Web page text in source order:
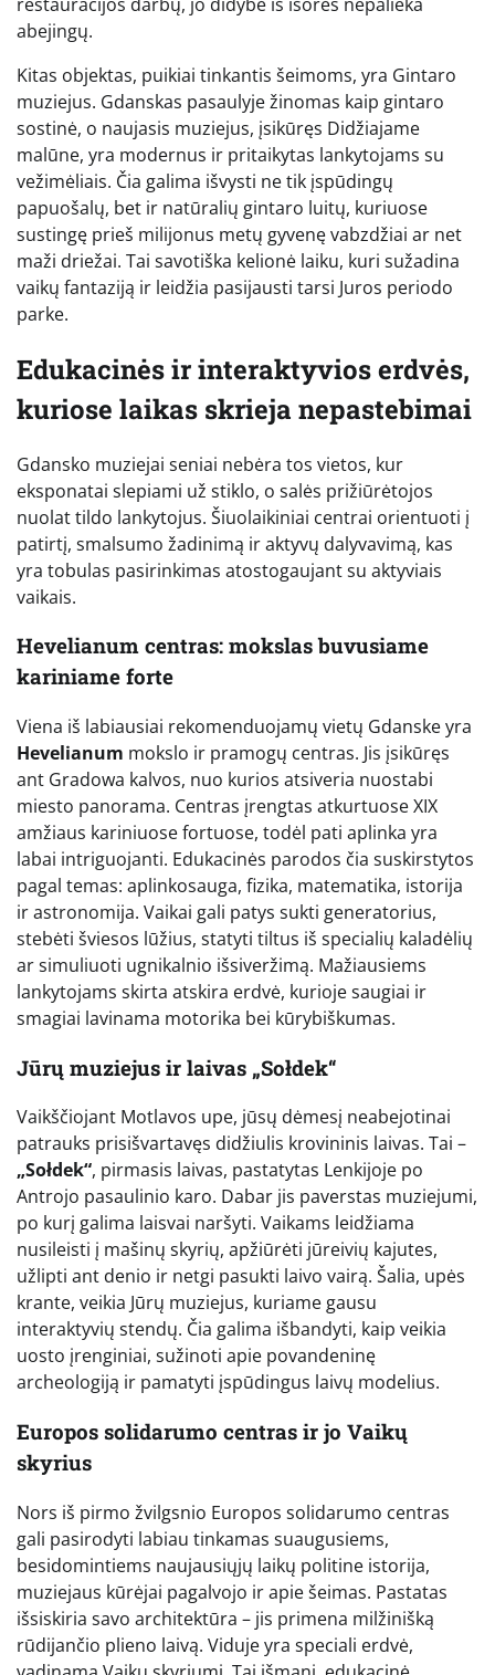
abejingų.
Kitas objektas, puikiai tinkantis šeimoms, yra Gintaro
muziejus. Gdanskas pasaulyje žinomas kaip gintaro
sostinė, o naujasis muziejus, įsikūręs Didžiajame
malūne, yra modernus ir pritaikytas lankytojams su
vežimėliais. Čia galima išvysti ne tik įspūdingų
papuošalų, bet ir natūralių gintaro luitų, kuriuose
sustingę prieš milijonus metų gyvenę vabzdžiai ar net
maži driežai. Tai savotiška kelionė laiku, kuri sužadina
vaikų fantaziją ir leidžia pasijausti tarsi Juros periodo
parke.
Edukacinės ir interaktyvios erdvės,
kuriose laikas skrieja nepastebimai
Gdansko muziejai seniai nebėra tos vietos, kur
eksponatai slepiami už stiklo, o salės prižiūrėtojos
nuolat tildo lankytojus. Šiuolaikiniai centrai orientuoti į
patirtį, smalsumo žadinimą ir aktyvų dalyvavimą, kas
yra tobulas pasirinkimas atostogaujant su aktyviais
vaikais.
Hevelianum centras: mokslas buvusiame
kariniame forte
Viena iš labiausiai rekomenduojamų vietų Gdanske yra
Hevelianum mokslo ir pramogų centras. Jis įsikūręs
ant Gradowa kalvos, nuo kurios atsiveria nuostabi
miesto panorama. Centras įrengtas atkurtuose XIX
amžiaus kariniuose fortuose, todėl pati aplinka yra
labai intriguojanti. Edukacinės parodos čia suskirstytos
pagal temas: aplinkosauga, fizika, matematika, istorija
ir astronomija. Vaikai gali patys sukti generatorius,
stebėti šviesos lūžius, statyti tiltus iš specialių kaladėlių
ar simuliuoti ugnikalnio išsiveržimą. Mažiausiems
lankytojams skirta atskira erdvė, kurioje saugiai ir
smagiai lavinama motorika bei kūrybiškumas.
Jūrų muziejus ir laivas „Sołdek“
Vaikščiojant Motlavos upe, jūsų dėmesį neabejotinai
patrauks prisišvartavęs didžiulis krovininis laivas. Tai –
„Sołdek“, pirmasis laivas, pastatytas Lenkijoje po
Antrojo pasaulinio karo. Dabar jis paverstas muziejumi,
po kurį galima laisvai naršyti. Vaikams leidžiama
nusileisti į mašinų skyrių, apžiūrėti jūreivių kajutes,
užlipti ant denio ir netgi pasukti laivo vairą. Šalia, upės
krante, veikia Jūrų muziejus, kuriame gausu
interaktyvių stendų. Čia galima išbandyti, kaip veikia
uosto įrenginiai, sužinoti apie povandeninę
archeologiją ir pamatyti įspūdingus laivų modelius.
Europos solidarumo centras ir jo Vaikų
skyrius
Nors iš pirmo žvilgsnio Europos solidarumo centras
gali pasirodyti labiau tinkamas suaugusiems,
besidomintiems naujausiųjų laikų politine istorija,
muziejaus kūrėjai pagalvojo ir apie šeimas. Pastatas
išsiskiria savo architektūra – jis primena milžinišką
rūdijančio plieno laivą. Viduje yra speciali erdvė,